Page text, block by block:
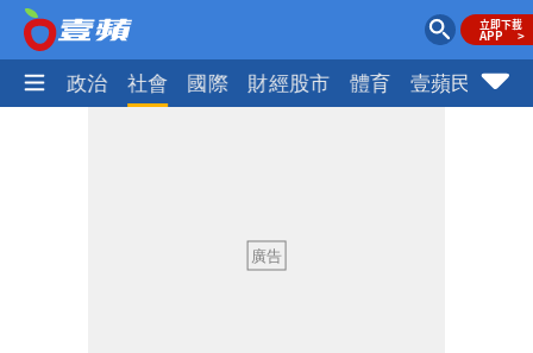
生活 政治 社會 國際 財經股市 體育 壹蘋民調